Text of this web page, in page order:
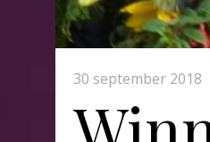
30 september 2018